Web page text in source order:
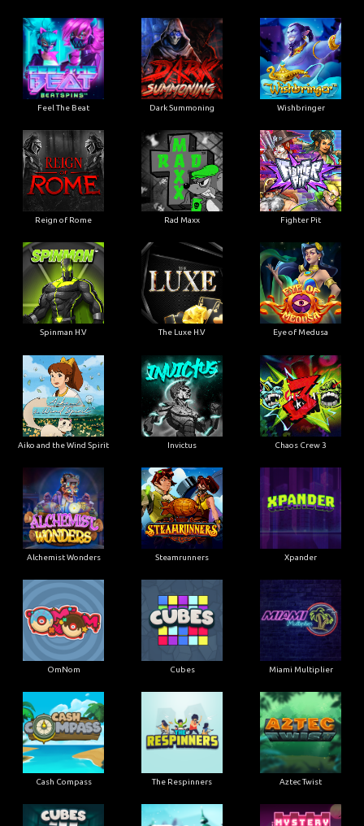
Feel The Beat Dark Summoning Wishbringer
Reign of Rome Rad Maxx Fighter Pit
Spinman H.V The Luxe H.V Eye of Medusa
Aiko and the Wind Spirit Invictus Chaos Crew 3
Alchemist Wonders Steamrunners Xpander
OmNom Cubes Miami Multiplier
Cash Compass The Respinners Aztec Twist